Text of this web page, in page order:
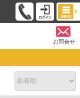
お問合せ